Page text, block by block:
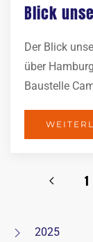
Blick
Der Blick
über
Baustelle
1
2025